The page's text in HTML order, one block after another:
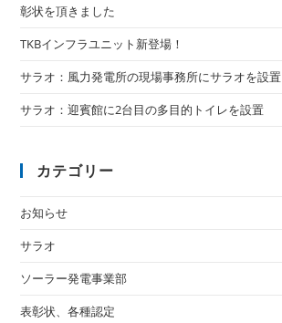
彰状を頂きました
TKBインフラユニット新登場！
サラオ：風力発電所の現場事務所にサラオを設置
サラオ：迎賓館に2台目の多目的トイレを設置
カテゴリー
お知らせ
サラオ
ソーラー発電事業部
表彰状、各種認定